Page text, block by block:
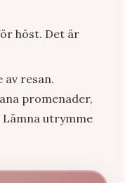
höst. Det är
av resan.
promenader,
Lämna utrymme